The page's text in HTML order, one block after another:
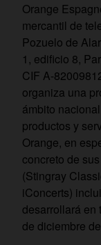
Orange
mercantil de
Pozuelo de
1, edificio 8,
CIF A-
organiza una
ámbito
productos y
Orange, en
concreto de
(Stingray
iConcerts)
desarrollará en
de diciembre